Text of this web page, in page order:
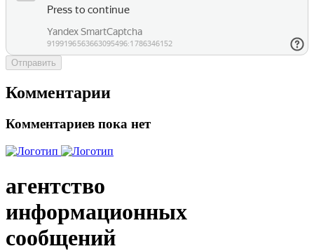
Отправить
Комментарии
Комментариев пока нет
агентство
информационных
сообщений